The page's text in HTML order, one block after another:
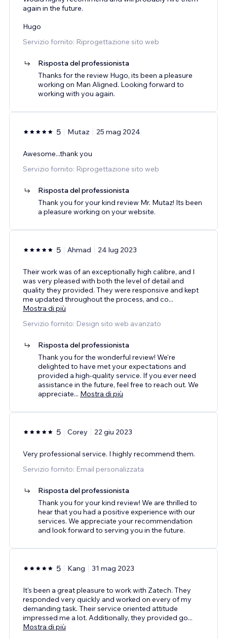
again in the future.
Hugo
Servizio fornito: Riprogettazione sito web
Risposta del professionista
Thanks for the review Hugo, its been a pleasure
working on Man Aligned. Looking forward to
working with you again.
5 Mutaz 25 mag 2024
Awesome...thank you
Servizio fornito: Riprogettazione sito web
Risposta del professionista
Thank you for your kind review Mr. Mutaz! Its been
a pleasure working on your website.
5 Ahmad 24 lug 2023
Their work was of an exceptionally high calibre, and I
was very pleased with both the level of detail and
quality they provided. They were responsive and kept
me updated throughout the process, and co...
Mostra di più
Servizio fornito: Design sito web avanzato
Risposta del professionista
Thank you for the wonderful review! We're
delighted to have met your expectations and
provided a high-quality service. If you ever need
assistance in the future, feel free to reach out. We
appreciate... Mostra di più
5 Corey 22 giu 2023
Very professional service. I highly recommend them.
Servizio fornito: Email personalizzata
Risposta del professionista
Thank you for your kind review! We are thrilled to
hear that you had a positive experience with our
services. We appreciate your recommendation
and look forward to serving you in the future.
5 Kang 31 mag 2023
It's been a great pleasure to work with Zatech. They
responded very quickly and worked on every of my
demanding task. Their service oriented attitude
impressed me a lot. Additionally, they provided go...
Mostra di più